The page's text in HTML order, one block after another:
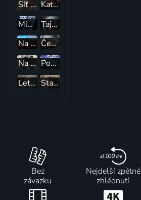
Síť lží
Katastrofy v přímém přenosu
Mimo kontrolu
Tajné nacistické základny
Na cestě po Aljašce
České tajemno
Na cestě po Kjúšú
Podivuhodná Asie
Letecké katastrofy
Starověké říše
Bez
závazku
Nejdelší zpětné
zhlédnutí